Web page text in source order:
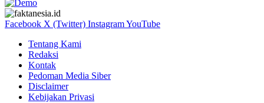
Facebook X (Twitter) InstagramYouTube
Tentang Kami
Redaksi
Kontak
Pedoman Media Siber
Disclaimer
Kebijakan Privasi